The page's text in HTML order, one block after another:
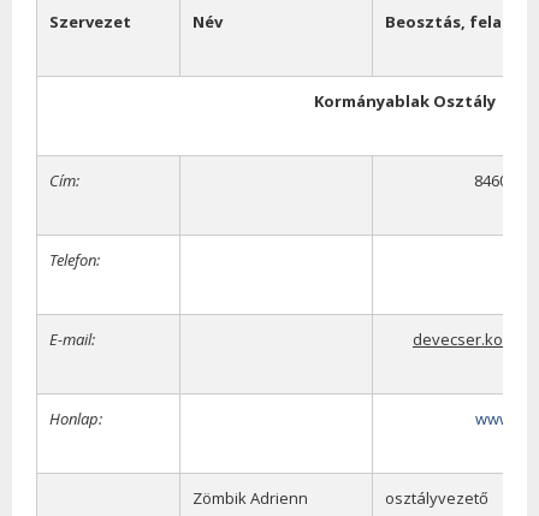
Szervezet Név Beosztás,
Kormányablak Osztály
Cím: 8460
Telefon:
E-mail:
Honlap:
Zömbik Adrienn osztályvezető